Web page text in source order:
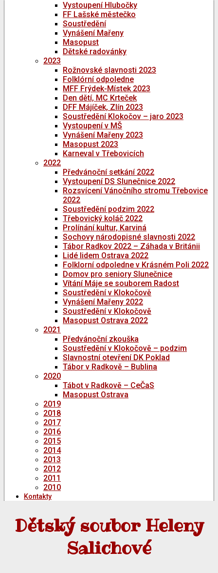
Vystoupení Hlubočky
FF Lašské městečko
Soustředění
Vynášení Mařeny
Masopust
Dětské radovánky
2023
Rožnovské slavnosti 2023
Folklórní odpoledne
MFF Frýdek-Místek 2023
Den dětí, MC Krteček
DFF Májíček, Zlín 2023
Soustředění Klokočov – jaro 2023
Vystoupení v MŠ
Vynášení Mařeny 2023
Masopust 2023
Karneval v Třebovicích
2022
Předvánoční setkání 2022
Vystoupení DS Slunečnice 2022
Rozsvícení Vánočního stromu Třebovice
2022
Soustředění podzim 2022
Třebovický koláč 2022
Prolínání kultur, Karviná
Sochovy národopisné slavnosti 2022
Tábor Radkov 2022 – Záhada v Británii
Lidé lidem Ostrava 2022
Folklorní odpoledne v Krásném Poli 2022
Domov pro seniory Slunečnice
Vítání Máje se souborem Radost
Soustředění v Klokočově
Vynášení Mařeny 2022
Soustředění v Klokočově
Masopust Ostrava 2022
2021
Předvánoční zkouška
Soustředění v Klokočově – podzim
Slavnostní otevření DK Poklad
Tábor v Radkově – Bublina
2020
Tábot v Radkově – CeČaS
Masopust Ostrava
2019
2018
2017
2016
2015
2014
2013
2012
2011
2010
Kontakty
Dětský soubor Heleny
Salichové